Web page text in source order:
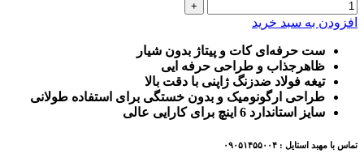
افزودن به سبد خرید
ست حرفه‌ای کات و پیتاژ بدون شیار
ظاهرجذاب و طراحی حرفه ایی
تیغه فولاد ضدزنگ ژاپنی با دقت بالا
طراحی ارگونومیک و بدون خستگی برای استفاده طولانی
سایز استاندارد 6 اینچ برای کارایی عالی
تماس با مهبد استایل : ۰۹۰۵۱۴۵۵۰۰۴